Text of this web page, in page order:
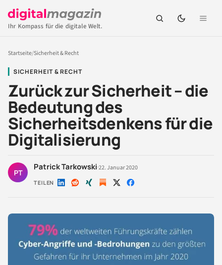
Ihr Kompass für die digitale Welt.
Startseite/Sicherheit & Recht
SICHERHEIT & RECHT
Zurück zur Sicherheit – die
Bedeutung des
Sicherheitsdenkens für die
Digitalisierung
PT
Patrick Tarkowski·22. Januar 2020
TEILEN Auf Auf Auf Auf Auf